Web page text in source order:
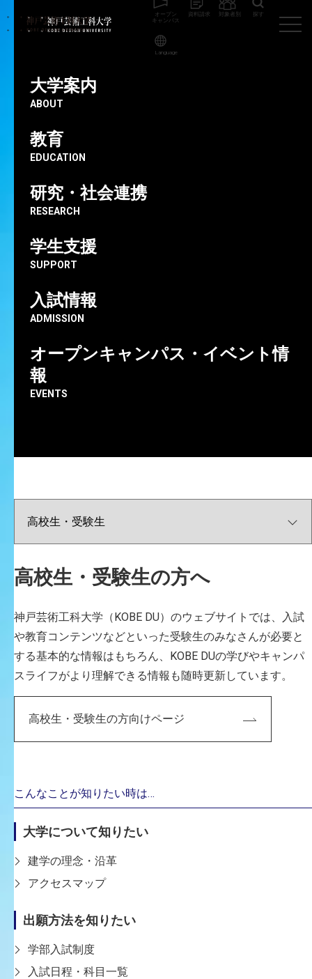
大学案内
ABOUT
教育
EDUCATION
研究・社会連携
RESEARCH
学生支援
SUPPORT
入試情報
ADMISSION
オープンキャンパス・イベント情
報
EVENTS
高校生・受験生の方へ
神戸芸術工科大学（KOBE DU）のウェブサイトでは、入試
や教育コンテンツなどといった受験生のみなさんが必要と
する基本的な情報はもちろん、KOBE DUの学びやキャンパ
スライフがより理解できる情報も随時更新しています。
高校生・受験生の方向けページ
こんなことが知りたい時は…
大学について知りたい
建学の理念・沿革
アクセスマップ
出願方法を知りたい
学部入試制度
入試日程・科目一覧
オープン
キャンパス
資料請求 対象者別 探す
Language
神戸芸術工科大学
非常勤講師
鹿角剛
KAZUNO Tsuyoshi
CAREER
主な経歴
2023年度入学までの7学科名称
視覚効果(VFX)を中心とした映像制作
教員一覧ページへ戻る